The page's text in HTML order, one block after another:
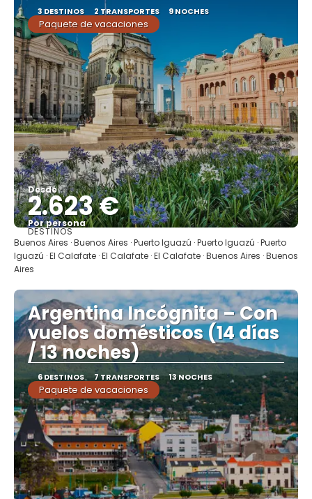
3 DESTINOS 2 TRANSPORTES 9 NOCHES
Paquete de vacaciones
Desde
2.623 €
Por persona
Ver
DESTINOS
Buenos Aires · Buenos Aires · Puerto Iguazú · Puerto Iguazú · Puerto
Iguazú · El Calafate · El Calafate · El Calafate · Buenos Aires · Buenos
Aires
Argentina Incógnita – Con
vuelos domésticos (14 días
/ 13 noches)
6 DESTINOS 7 TRANSPORTES 13 NOCHES
Paquete de vacaciones